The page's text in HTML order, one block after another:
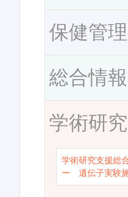
保健管
総合情
学術研
学術研究支援総
ー 遺伝子実験